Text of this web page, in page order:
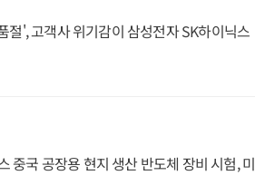
절', 고객사 위기감이 삼성전자 SK하이닉스
중국 공장용 현지 생산 반도체 장비 시험, 미